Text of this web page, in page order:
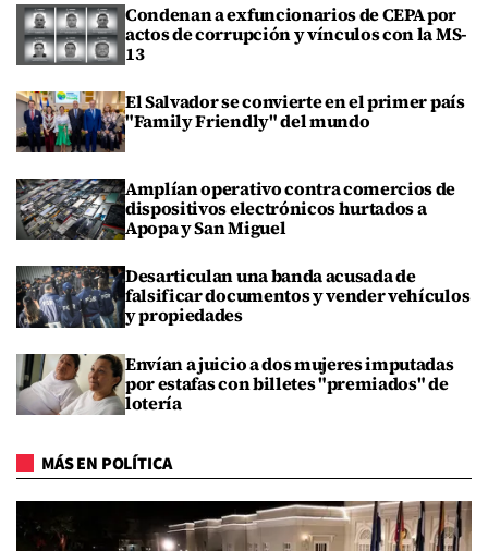
Condenan a exfuncionarios de CEPA por
actos de corrupción y vínculos con la MS-
13
El Salvador se convierte en el primer país
"Family Friendly" del mundo
Amplían operativo contra comercios de
dispositivos electrónicos hurtados a
Apopa y San Miguel
Desarticulan una banda acusada de
falsificar documentos y vender vehículos
y propiedades
Envían a juicio a dos mujeres imputadas
por estafas con billetes "premiados" de
lotería
MÁS EN POLÍTICA